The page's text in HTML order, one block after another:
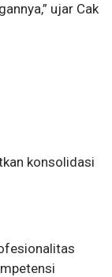
ujar Cak
konsolidasi